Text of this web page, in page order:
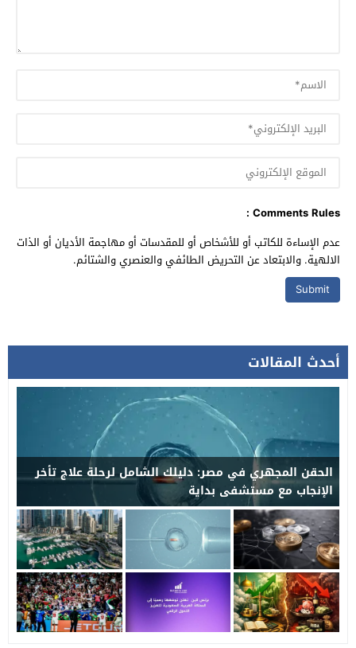
Comments Rules :
عدم الإساءة للكاتب أو للأشخاص أو للمقدسات أو مهاجمة الأديان أو الذات
الالهية. والابتعاد عن التحريض الطائفي والعنصري والشتائم.
أحدث المقالات
الحقن المجهري في مصر: دليلك الشامل لرحلة علاج تأخر
الإنجاب مع مستشفى بداية